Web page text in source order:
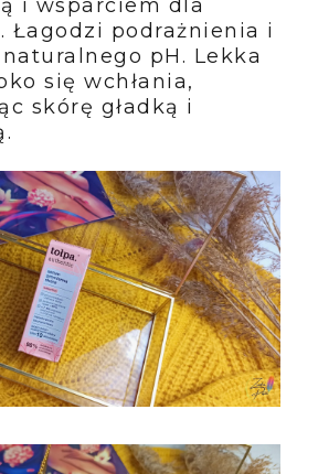
i wsparciem dla
Łagodzi podrażnienia i
pH. Lekka
się wchłania,
skórę gładką i